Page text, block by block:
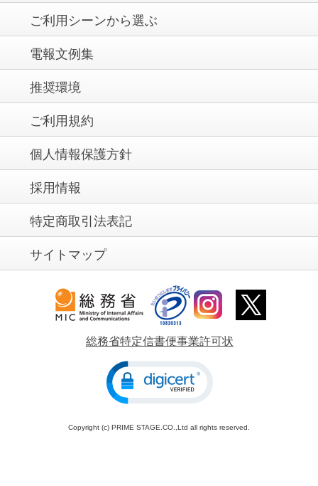
ご利用シーンから選ぶ
電報文例集
推奨環境
ご利用規約
個人情報保護方針
採用情報
特定商取引法表記
サイトマップ
総務省特定信書便事業許可状
Copyright (c) PRIME STAGE.CO.,Ltd all rights reserved.